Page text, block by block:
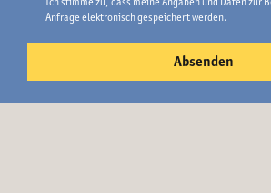
Anfrage elektronisch gespeichert werden.